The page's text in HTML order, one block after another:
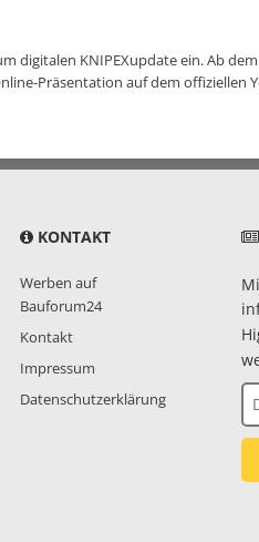
digitalen KNIPEXupdate ein. Ab
Präsentation auf dem offiziellen
KONTAKT
Werben auf
Bauforum24
Kontakt
Impressum
Datenschutzerklärung